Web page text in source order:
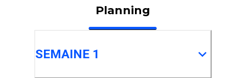
Planning
SEMAINE 1